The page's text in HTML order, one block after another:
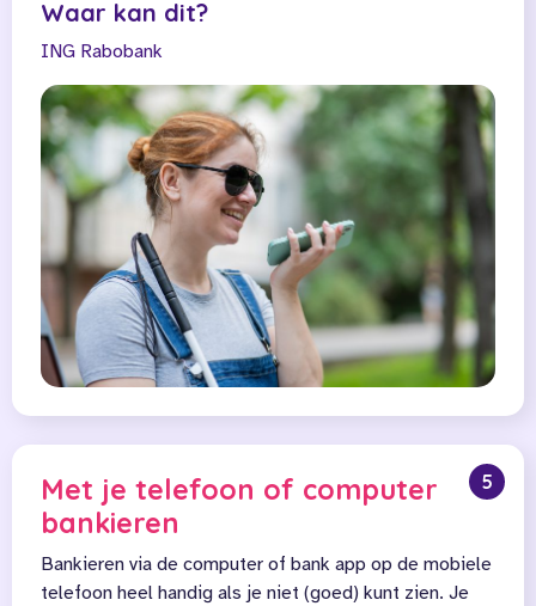
Waar kan dit?
ING Rabobank
5
Met je telefoon of computer
bankieren
Bankieren via de computer of bank app op de mobiele
telefoon heel handig als je niet (goed) kunt zien. Je